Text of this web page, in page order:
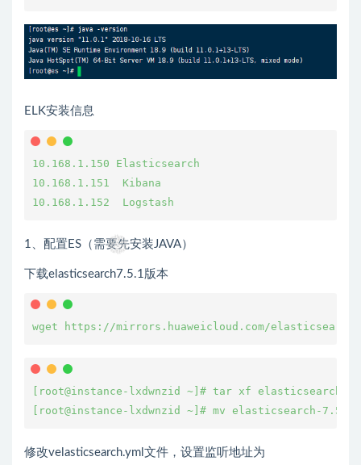
ELK安装信息
10.168.1.150 Elasticsearch
10.168.1.151  Kibana
10.168.1.152  Logstash
1、配置ES（需要先安装JAVA）
下载elasticsearch7.5.1版本
wget https://mirrors.huaweicloud.com/
[root@instance-lxdwnzid ~]# tar xf elasticsearch-
[root@instance-lxdwnzid ~]# mv elasticsearch-
修改velasticsearch.yml文件，设置监听地址为